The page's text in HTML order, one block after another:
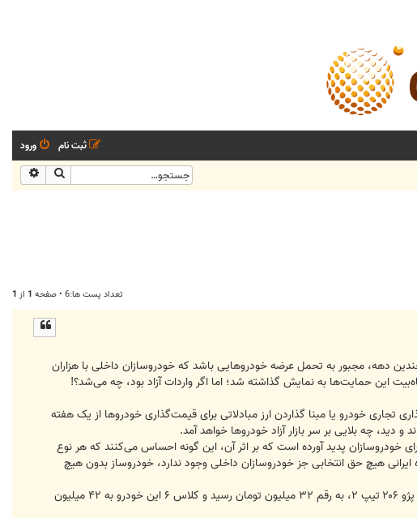
ورود
ثبت نام
جستجو
تعداد پست ها:6 • صفحه 1 از 1
دهه، مجبور به تحمل عرضه خودروهایی باشد که خودروسازان داخلی با هزاران
این حمایت‌ها به نمایش گذاشته شد؛ اما اگر واردات آزاد بود، چه می‌شد؟!
تجاری خودرو یا مبنا گذاردن ارز مبادلاتی برای قیمت‌گذاری خودرو‌ها از یک هفته
دید، چه بلایی بر سر بازار آزاد خودرو‌ها خواهد آمد.
خودروسازان پدید آورده است که بر اثر آن، این ‌گونه احساس می‌کنند که هر نوع
هیچ حق انتخابی جز خودروسازان داخلی وجود ندارد، خودروساز بدون هیچ
، دولت تصمیم گرفت ارز مبادلاتی را مبنای قیمت‌گذاری خودرو در نظر بگیرد و به دنبال آن، بهای خودرویی چون پژو ۲۰۶ تیپ ۲، به رقم ۳۲ میلیون تومان رسید و کلاس ۶ این خودرو به ۴۲ میلیون